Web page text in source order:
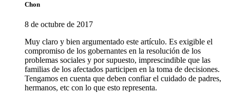
Chon
8 de octubre de 2017
Muy claro y bien argumentado este artículo. Es exigible el
compromiso de los gobernantes en la resolución de los
problemas sociales y por supuesto, imprescindible que las
familias de los afectados participen en la toma de decisiones.
Tengamos en cuenta que deben confiar el cuidado de padres,
hermanos, etc con lo que esto representa.